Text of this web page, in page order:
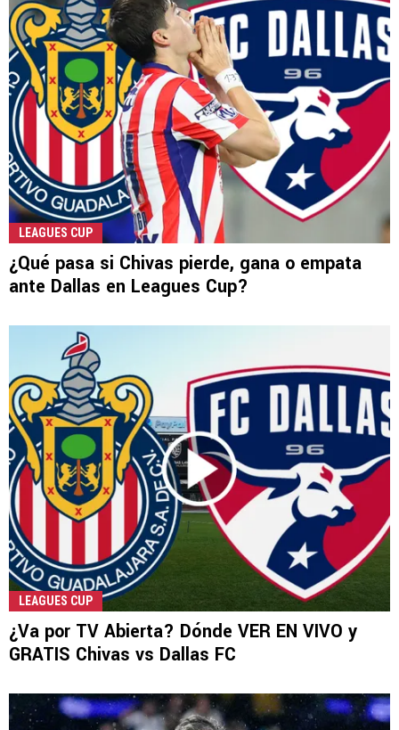
LEAGUES CUP
¿Qué pasa si Chivas pierde, gana o empata
ante Dallas en Leagues Cup?
LEAGUES CUP
¿Va por TV Abierta? Dónde VER EN VIVO y
GRATIS Chivas vs Dallas FC